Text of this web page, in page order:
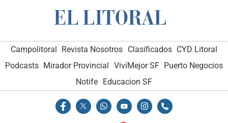
Campolitoral Revista Nosotros Clasificados CYD Litoral
Podcasts Mirador Provincial VivíMejor SF Puerto Negocios
Notife Educacion SF